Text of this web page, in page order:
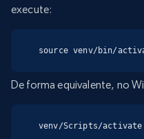
execute:
source venv/bin/
De forma equivalente, no
venv/Scripts/activate